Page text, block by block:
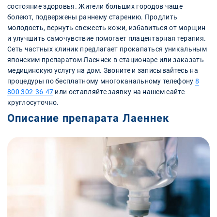
состояние здоровья. Жители больших городов чаще
болеют, подвержены раннему старению. Продлить
молодость, вернуть свежесть кожи, избавиться от морщин
и улучшить самочувствие помогает плацентарная терапия.
Сеть частных клиник предлагает прокапаться уникальным
японским препаратом Лаеннек в стационаре или заказать
медицинскую услугу на дом. Звоните и записывайтесь на
процедуры по бесплатному многоканальному телефону8
800 302-36-47 или оставляйте заявку на нашем сайте
круглосуточно.
Описание препарата Лаеннек